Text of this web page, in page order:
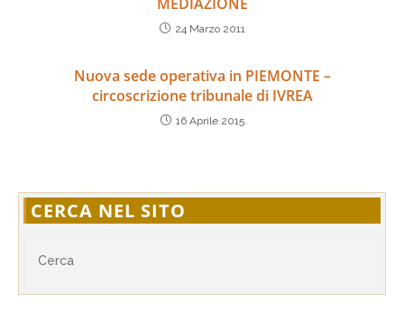
24 Marzo 2011
Nuova sede operativa in PIEMONTE –
circoscrizione tribunale di IVREA
16 Aprile 2015
CERCA NEL SITO